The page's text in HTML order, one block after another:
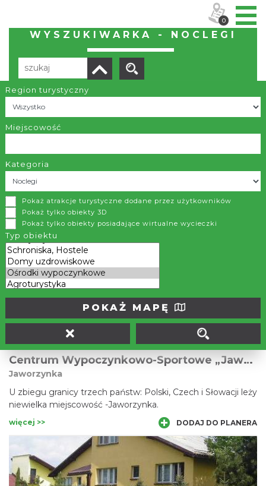
WYSZUKIWARKA - NOCLEGI
Region turystyczny
Miejscowość
Kategoria
Pokaż atrakcje turystyczne dodane przez użytkowników
Pokaż tylko obiekty 3D
Pokaż tylko obiekty posiadające wirtualne wycieczki
Typ obiektu
POKAŻ MAPĘ
Liczba elementów:
Kiczyce
Ośrodek Wypoczynkowo-Konferencyjny h2o położony jest
w Kiczycach koło Skoczowa, nad rzeką Wisłą, przy trasie DK
81 Katowice – Wisła
więcej >>
Centrum Wypoczynkowo-Sportowe „Jaworzynka”
Jaworzynka
U zbiegu granicy trzech państw: Polski, Czech i Słowacji leży
niewielka miejscowość -Jaworzynka.
więcej >> DODAJ DO PLANERA
0